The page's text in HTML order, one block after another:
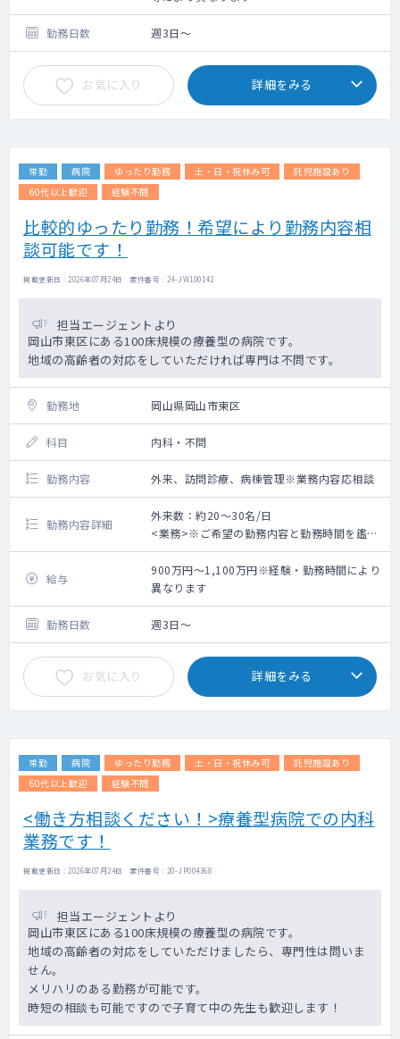
来数 20～30名/日※週1コマでも相談可
■病棟 ：受け持ち患者数 40人程度（相
談により決定）
■訪問診療：担当コマ数は相談により決定
体制：看護師との2名体制（運転は看護師にお
任せいただくこともできます）
往診先：施設中心
対応件数：希望により相談可能
勤務日数 週3日～
お気に入り 詳細をみる
常勤 病院 ゆったり勤務 土・日・祝休み可
託児施設あり
60代以上歓迎
経験不問
比較的ゆったり勤務！希望により勤務内容相
談可能です！
掲載更新日 : 2026年07月24日 案件番号 : 24-JW100142
担当エージェントより
岡山市東区にある100床規模の療養型の病院です。
地域の高齢者の対応をしていただければ専門は不問です。
勤務地 岡山県岡山市東区
科目 内科・不問
勤務内容 外来、訪問診療、病棟管理※業務内容応相談
勤務内容詳細
外来数：約20～30名/日
<業務>※ご希望の勤務内容と勤務時間を鑑み
て調整いたします。
■外来 ：担当コマ数 2コマ程度/週、外
来数 100人/日※週1コマでも相談可
■病棟 ：受け持ち患者数 40人程度（相
談により決定）
■訪問診療：ご希望いただける場合はご相談
の上お願いしたい意向です。
体制：看護師との2名体制（運転は看護師にお
任せいただくこともできます）
距離に集結しております。
ます！
■当直 ：1名体制 手当4万円/回
給与
900万円～1,100万円※経験・勤務時間により
異なります
勤務日数 週3日～
お気に入り 詳細をみる
常勤 病院 ゆったり勤務 土・日・祝休み可
託児施設あり
60代以上歓迎
経験不問
<働き方相談ください！>療養型病院での内科
業務です！
掲載更新日 : 2026年07月24日 案件番号 : 20-JP004368
担当エージェントより
岡山市東区にある100床規模の療養型の病院です。
地域の高齢者の対応をしていただけましたら、専門性は問いま
せん。
メリハリのある勤務が可能です。
時短の相談も可能ですので子育て中の先生も歓迎します！